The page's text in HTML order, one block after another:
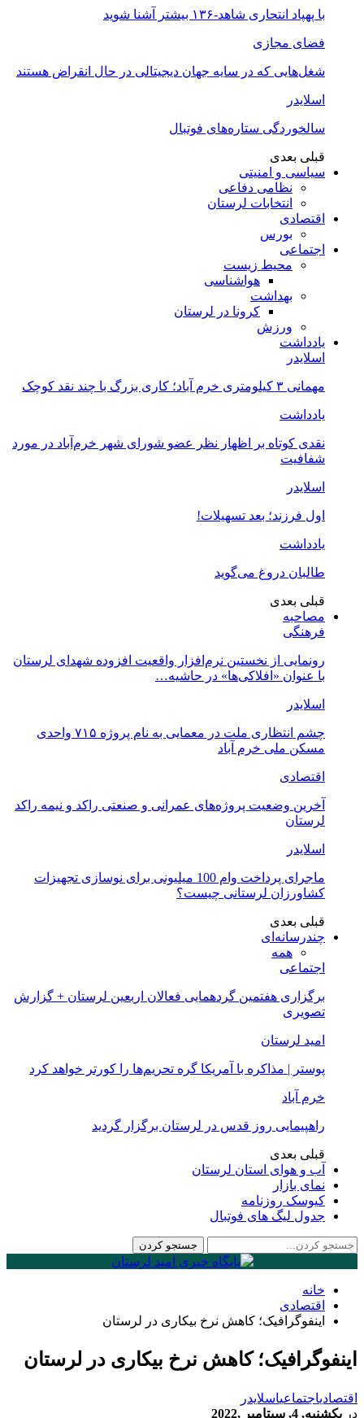
با پهپاد انتحاری شاهد-۱۳۶ بیشتر آشنا شوید
فضای مجازی
شغل‌‌هایی که در سایه جهان دیجیتالی در حال انقراض هستند
اسلایدر
سالخوردگی ستاره‌های فوتبال
قبلی بعدی
سیاسی و امنیتی
نظامی دفاعی
انتخابات لرستان
اقتصادی
بورس
اجتماعی
محیط زیست
هواشناسی
بهداشت
کرونا در لرستان
ورزش
یادداشت
اسلایدر
مهمانی ۳ کیلومتری خرم آباد؛ کاری بزرگ با چند نقد کوچک
یادداشت
نقدی کوتاه بر اظهار نظر عضو شورای شهر خرم‌آباد در مورد
شفافیت
اسلایدر
اول فرزند؛ بعد تسهیلات!
یادداشت
طالبان دروغ می‌گوید
قبلی بعدی
مصاحبه
فرهنگی
رونمایی از نخستین نرم‌افزار واقعیت افزوده شهدای لرستان
با عنوان «افلاکی‌ها» در حاشیه…
اسلایدر
چشم انتظاری ملت در معمایی به نام پروژه ۷۱۵ واحدی
مسکن ملی خرم آباد
اقتصادی
آخرین وضعیت پروژه‌های عمرانی و صنعتی راکد و نیمه راکد
لرستان
اسلایدر
ماجرای پرداخت وام 100 میلیونی برای نوسازی تجهیزات
کشاورزان لرستانی چیست؟
قبلی بعدی
چندرسانه‌ای
همه
اجتماعی
برگزاری هفتمین گردهمایی فعالان اربعین لرستان + گزارش
تصویری
امید لرستان
پوستر | مذاکره با آمریکا گره تحریم‌ها را کورتر خواهد کرد
خرم آباد
راهپیمایی روز قدس در لرستان برگزار گردید
قبلی بعدی
آب و هوای استان لرستان
نمای بازار
کیوسک روزنامه
جدول لیگ های فوتبال
خانه
اقتصادی
اینفوگرافیک؛ کاهش نرخ بیکاری در لرستان
اینفوگرافیک؛ کاهش نرخ بیکاری در لرستان
اقتصادیاجتماعیاسلایدر
در یکشنبه, 4, سپتامبر ,2022